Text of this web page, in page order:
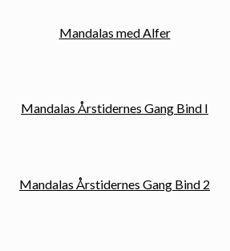
Mandalas med Alfer
Mandalas Årstidernes Gang Bind I
Mandalas Årstidernes Gang Bind 2